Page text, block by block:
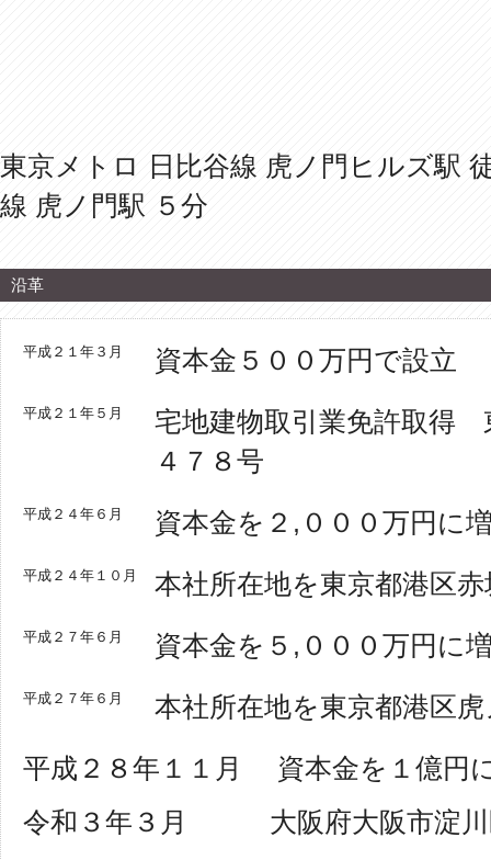
東京メトロ 日比谷線 虎ノ門ヒルズ駅
線 虎ノ門駅 ５分
沿革
平成２１年３月 資本金５００万円で設立
平成２１年５月
宅地建物取引業免許取得
４７８号
平成２４年６月 資本金を２,０００万円に
平成２４年１０月 本社所在地を東京都港区
平成２７年６月 資本金を５,０００万円に
平成２７年６月 本社所在地を東京都港区
平成２８年１１月 資本金を１億円
令和３年３月 大阪府大阪市淀川